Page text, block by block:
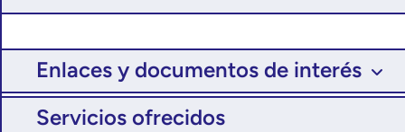
Enlaces y documentos de interés
Servicios ofrecidos